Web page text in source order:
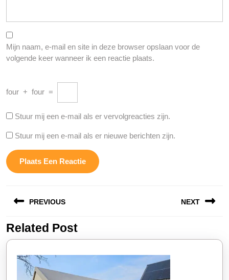
Mijn naam, e-mail en site in deze browser opslaan voor de
volgende keer wanneer ik een reactie plaats.
four + four =
Stuur mij een e-mail als er vervolgreacties zijn.
Stuur mij een e-mail als er nieuwe berichten zijn.
PREVIOUS
Vorige
bericht:
NEXT
bericht:
Related Post